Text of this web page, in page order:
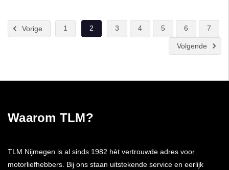
Vorige 1 2 3 4 5 6 7
Volgende
Waarom TLM?
TLM Nijmegen is al sinds 1982 hèt vertrouwde adres voor
motorliefhebbers. Bij ons staan uitstekende service en eerlijk